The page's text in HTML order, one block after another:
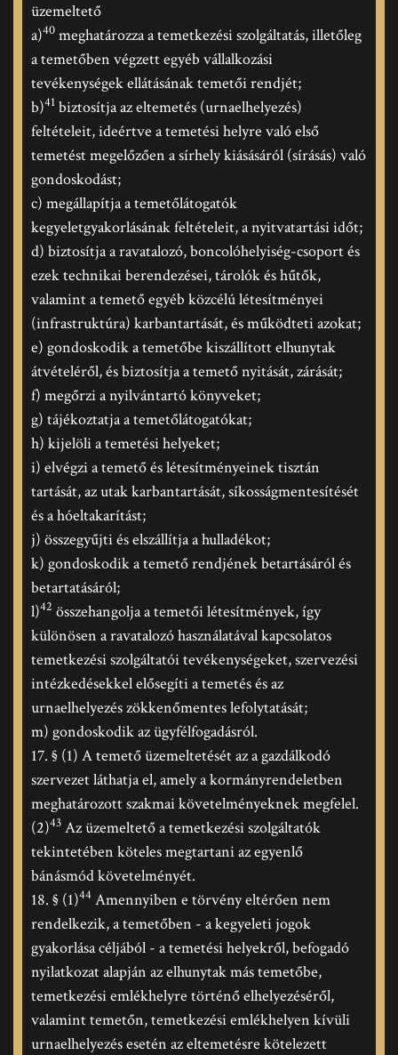
üzemeltető
a)40 meghatározza a temetkezési szolgáltatás, illetőleg
a temetőben végzett egyéb vállalkozási
tevékenységek ellátásának temetői rendjét;
b)41 biztosítja az eltemetés (urnaelhelyezés)
feltételeit, ideértve a temetési helyre való első
temetést megelőzően a sírhely kiásásáról (sírásás) való
gondoskodást;
c) megállapítja a temetőlátogatók
kegyeletgyakorlásának feltételeit, a nyitvatartási időt;
d) biztosítja a ravatalozó, boncolóhelyiség-csoport és
ezek technikai berendezései, tárolók és hűtők,
valamint a temető egyéb közcélú létesítményei
(infrastruktúra) karbantartását, és működteti azokat;
e) gondoskodik a temetőbe kiszállított elhunytak
átvételéről, és biztosítja a temető nyitását, zárását;
f) megőrzi a nyilvántartó könyveket;
g) tájékoztatja a temetőlátogatókat;
h) kijelöli a temetési helyeket;
i) elvégzi a temető és létesítményeinek tisztán
tartását, az utak karbantartását, síkosságmentesítését
és a hóeltakarítást;
j) összegyűjti és elszállítja a hulladékot;
k) gondoskodik a temető rendjének betartásáról és
betartatásáról;
l)42 összehangolja a temetői létesítmények, így
különösen a ravatalozó használatával kapcsolatos
temetkezési szolgáltatói tevékenységeket, szervezési
intézkedésekkel elősegíti a temetés és az
urnaelhelyezés zökkenőmentes lefolytatását;
m) gondoskodik az ügyfélfogadásról.
17. § (1) A temető üzemeltetését az a gazdálkodó
szervezet láthatja el, amely a kormányrendeletben
meghatározott szakmai követelményeknek megfelel.
(2)43 Az üzemeltető a temetkezési szolgáltatók
tekintetében köteles megtartani az egyenlő
bánásmód követelményét.
18. § (1)44 Amennyiben e törvény eltérően nem
rendelkezik, a temetőben - a kegyeleti jogok
gyakorlása céljából - a temetési helyekről, befogadó
nyilatkozat alapján az elhunytak más temetőbe,
temetkezési emlékhelyre történő elhelyezéséről,
valamint temetőn, temetkezési emlékhelyen kívüli
urnaelhelyezés esetén az eltemetésre kötelezett